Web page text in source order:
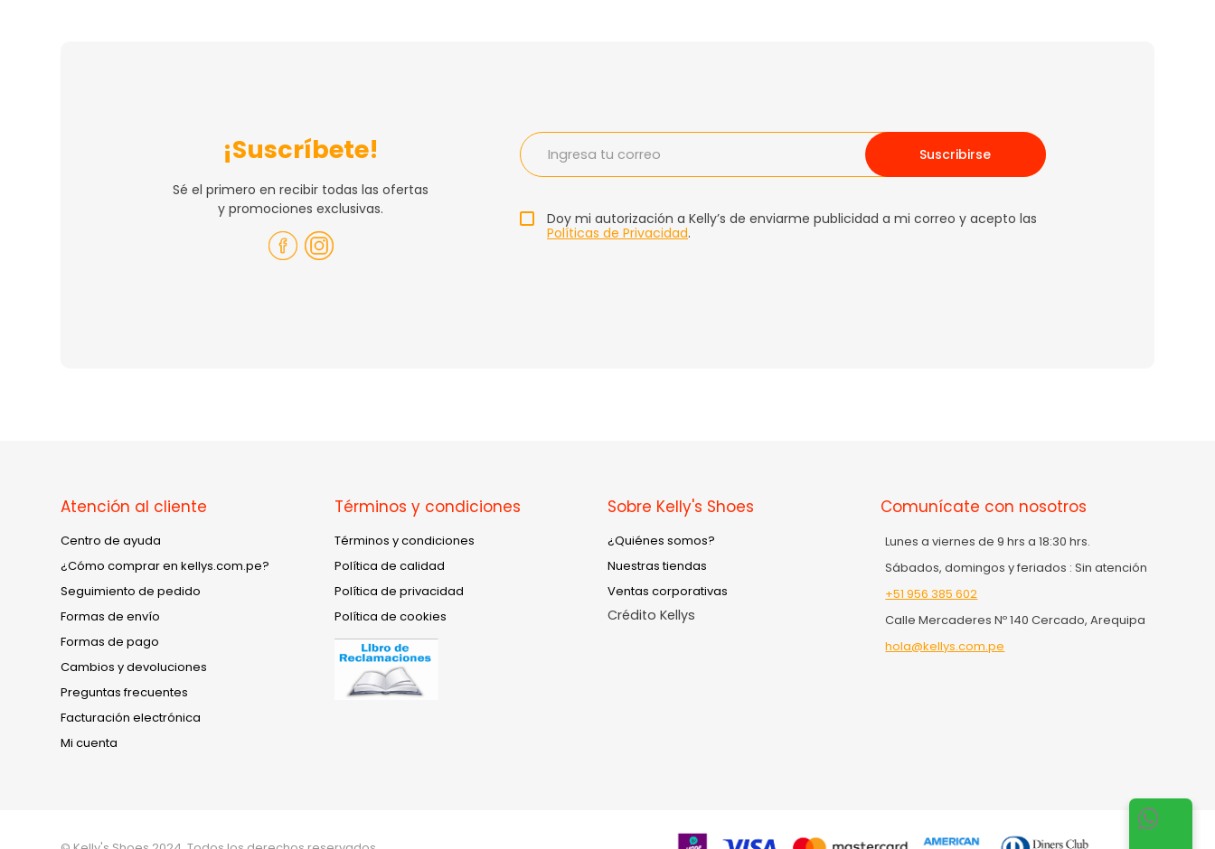
¡Suscríbete!
Sé el primero en recibir todas las ofertas
y promociones exclusivas.
Suscribirse
Doy mi autorización a Kelly’s de enviarme publicidad a mi correo y acepto las
Políticas de Privacidad.
Atención al cliente
Centro de ayuda
¿Cómo comprar en kellys.com.pe?
Seguimiento de pedido
Formas de envío
Formas de pago
Cambios y devoluciones
Preguntas frecuentes
Facturación electrónica
Mi cuenta
Términos y condiciones
Términos y condiciones
Política de calidad
Política de privacidad
Política de cookies
Sobre Kelly's Shoes
¿Quiénes somos?
Nuestras tiendas
Ventas corporativas
Crédito Kellys
Comunícate con nosotros
Lunes a viernes de 9 hrs a 18:30 hrs.
Sábados, domingos y feriados : Sin atención
+51 956 385 602
Calle Mercaderes Nº 140 Cercado, Arequipa
hola@kellys.com.pe